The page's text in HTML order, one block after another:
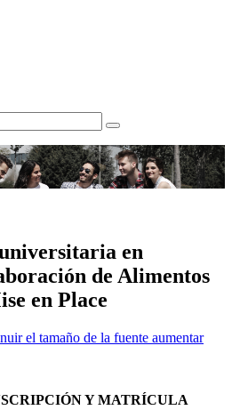
en
de Alimentos
en Place
el tamaño de la fuente aumentar
Y MATRÍCULA